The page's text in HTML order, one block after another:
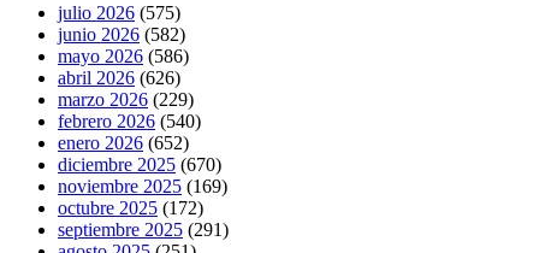
julio 2026 (575)
junio 2026 (582)
mayo 2026 (586)
abril 2026 (626)
marzo 2026 (229)
febrero 2026 (540)
enero 2026 (652)
diciembre 2025 (670)
noviembre 2025 (169)
octubre 2025 (172)
septiembre 2025 (291)